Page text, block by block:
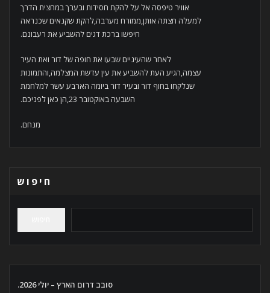
אוויר טיפסה אל על להקת חסידות ובערך במחצית הדרך
למעלה חצתה אותן,ממזרח מערבה,להקת שקנאים שכנראה
חיפשו ברכת דגים להשביע את רעבונם.
לאחר שהעיניים שבעו את חופה של דור ואת העיר
עצמה,הגיע העת להשביע את עין עדשת המצלמה,והתמונות
שנלקחו בחוף דור ובעיר דור ביומה הארבע עשר למלחמת
השבעה באוקטובר 23,הן כאן לפניכם.
מנחם.
חיפוש
סובב דרום הארץ – יולי 2026.